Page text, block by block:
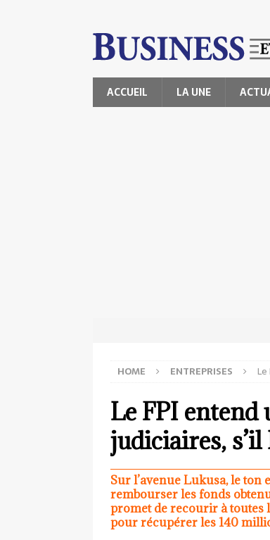
ACCUEIL LA UNE
HOME ENTREPRISES
Le FPI entend
judiciaires,
Sur l’avenue Lukusa, le ton
rembourser les fonds
promet de recourir à toutes
pour récupérer les 140